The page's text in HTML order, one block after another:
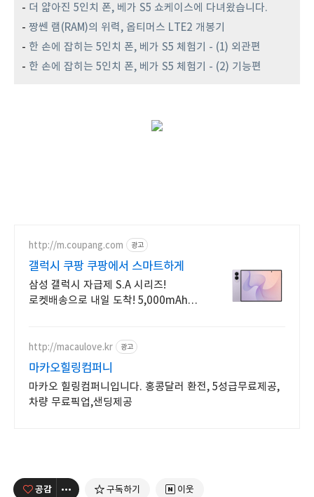
- 더 얇아진 5인치 폰, 베가 S5 쇼케이스에 다녀왔습니다.
- 짱쎈 램(RAM)의 위력, 옵티머스 LTE2 개봉기
- 한 손에 잡히는 5인치 폰, 베가 S5 체험기 - (1) 외관편
- 한 손에 잡히는 5인치 폰, 베가 S5 체험기 - (2) 기능편
http://m.coupang.com 광고
갤럭시 쿠팡 쿠팡에서 스마트하게
삼성 갤럭시 자급제 S.A 시리즈!
로켓배송으로 내일 도착! 5,000mAh
http://macaulove.kr 광고
마카오힐링컴퍼니
마카오 힐링컴퍼니입니다. 홍콩달러 환전, 5성급무료제공,
차량 무료픽업,샌딩제공
공감 구독하기 이웃